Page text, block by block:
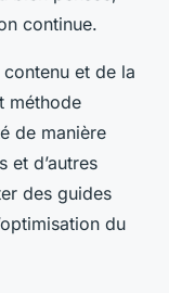
continue.
et de la
méthode
de manière
et d’autres
des guides
du